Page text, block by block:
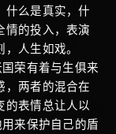
什么是真实，什
情的投入，表演
人生如戏。
荣有着与生俱来
，两者的混合在
的表情总让人以
来保护自己的盾